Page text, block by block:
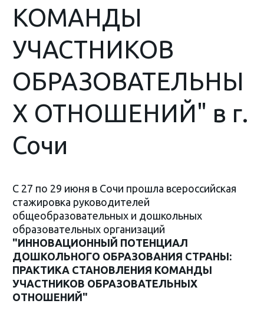
КОМАНДЫ
УЧАСТНИКОВ
ОБРАЗОВАТЕЛЬНЫ
Х ОТНОШЕНИЙ" в г.
Сочи
С 27 по 29 июня в Сочи прошла всероссийская
стажировка руководителей
общеобразовательных и дошкольных
образовательных организаций
"ИННОВАЦИОННЫЙ ПОТЕНЦИАЛ
ДОШКОЛЬНОГО ОБРАЗОВАНИЯ СТРАНЫ:
ПРАКТИКА СТАНОВЛЕНИЯ КОМАНДЫ
УЧАСТНИКОВ ОБРАЗОВАТЕЛЬНЫХ
ОТНОШЕНИЙ"